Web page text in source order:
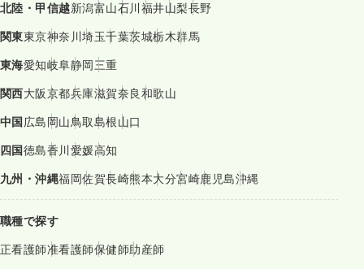
北陸・甲信越新潟富山石川福井山梨長野
関東東京神奈川埼玉千葉茨城栃木群馬
東海愛知岐阜静岡三重
関西大阪京都兵庫滋賀奈良和歌山
中国広島岡山鳥取島根山口
四国徳島香川愛媛高知
九州・沖縄福岡佐賀長崎熊本大分宮崎鹿児島沖縄
職種で探す
正看護師准看護師保健師助産師